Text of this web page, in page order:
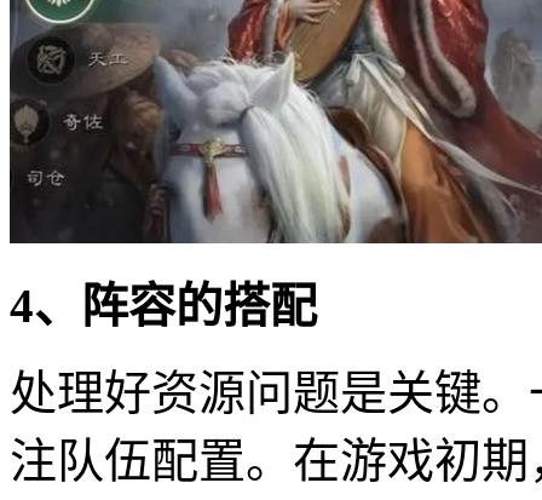
4、阵容的搭配
处理好资源问题是关键
注队伍配置。在游戏初